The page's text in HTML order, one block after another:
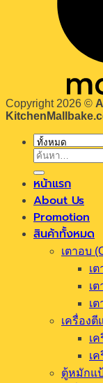
Copyright 2026 ©
ค้นหา:
หน้าแรก
About Us
Promotion
สินค้าทั้งหมด
เตาอบ
เ
เ
เ
เครื่องตี
เ
เ
ตู้หมักแ